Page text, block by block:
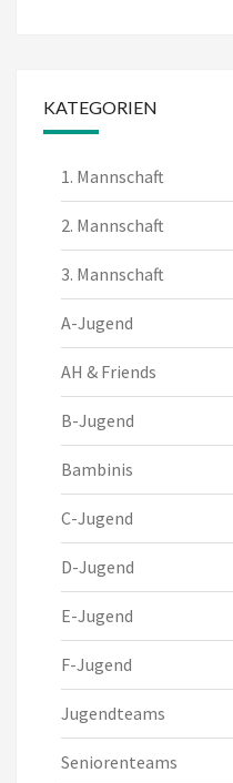
KATEGORIEN
1. Mannschaft
2. Mannschaft
3. Mannschaft
A-Jugend
AH & Friends
B-Jugend
Bambinis
C-Jugend
D-Jugend
E-Jugend
F-Jugend
Jugendteams
Seniorenteams